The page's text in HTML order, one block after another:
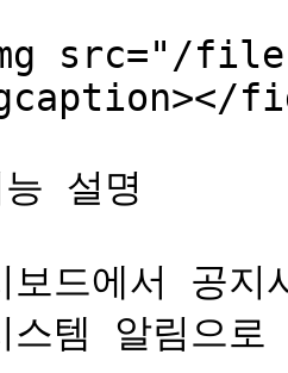
src="/files/
설명
보드에서 공
스템 알림으